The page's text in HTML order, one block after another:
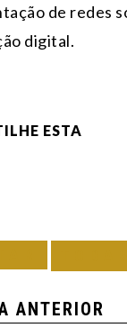
de redes
digital.
ESTA
ANTERIOR